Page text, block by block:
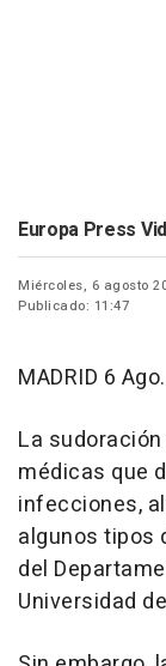
Europa Press
Miércoles, 6 agosto
Publicado: 11:47
MADRID 6
La
médicas que
infecciones,
algunos tipos
del
Universidad